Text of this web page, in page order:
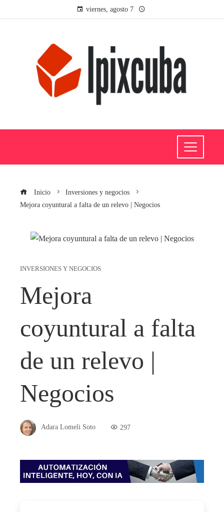
viernes, agosto 7
Inicio
Inversiones y negocios
Mejora coyuntural a falta de un relevo | Negocios
INVERSIONES Y NEGOCIOS
Mejora
coyuntural a falta
de un relevo |
Negocios
Adara Lomeli Soto 297